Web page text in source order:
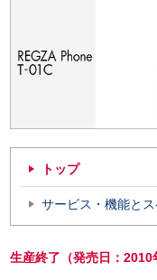
トップ
サービス・機能とス
生産終了（発売日：2010